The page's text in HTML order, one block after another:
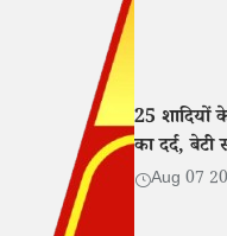
25 शादियों
का दर्द,
Aug 07